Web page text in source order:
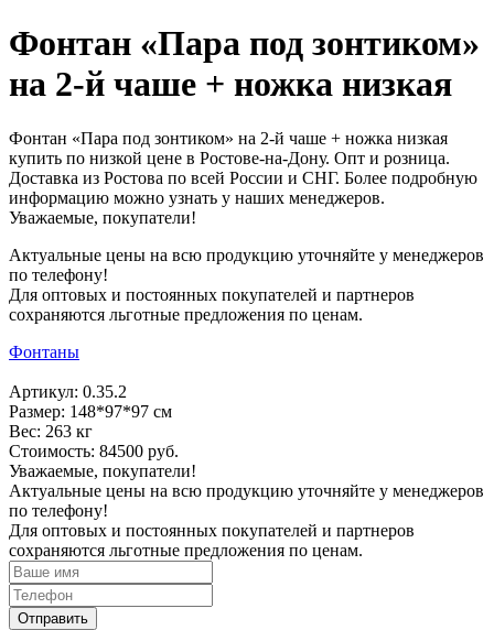
Фонтан «Пара под зонтиком»
на 2-й чаше + ножка низкая
Фонтан «Пара под зонтиком» на 2-й чаше + ножка низкая
купить по низкой цене в Ростове-на-Дону. Опт и розница.
Доставка из Ростова по всей России и СНГ. Более подробную
информацию можно узнать у наших менеджеров.
Уважаемые, покупатели!
Актуальные цены на всю продукцию уточняйте у менеджеров
по телефону!
Для оптовых и постоянных покупателей и партнеров
сохраняются льготные предложения по ценам.
Фонтаны
Артикул: 0.35.2
Размер: 148*97*97 см
Вес: 263 кг
Стоимость: 84500 руб.
Уважаемые, покупатели!
Актуальные цены на всю продукцию уточняйте у менеджеров
по телефону!
Для оптовых и постоянных покупателей и партнеров
сохраняются льготные предложения по ценам.